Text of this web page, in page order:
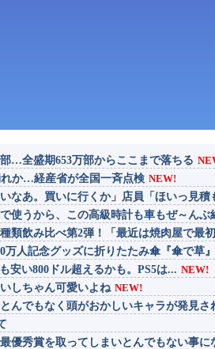
…全盛期653万部からここまで落ちる
か…経産省が全国一斉点検 NEW!
なあ。買いに行くか」店員「ほいっ見積
使うから、この高級時計も車もぜ～んぶ
類飲み比べ第2弾！「最近は焼肉屋で最
万人記念グッズに折りたたみ傘『傘で草
安い800ドル超えるかも。PS5は... NEW!
しちゃん可愛いよね NEW!
んでもなく頭がおかしいキャラが発見さ
優秀賞を取ってしまいとんでもない事に